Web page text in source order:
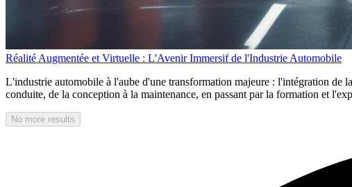
Réalité Augmentée et Virtuelle : L'Avenir Immersif de l'Industrie Automobile
L'industrie automobile à l'aube d'une transformation majeure : l'intégration de
conduite, de la conception à la maintenance, en passant par la formation et
No more results